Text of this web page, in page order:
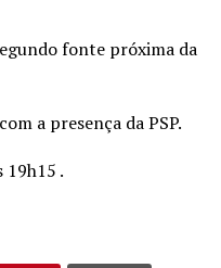
fonte próxima da
a presença da PSP.
19h15 .